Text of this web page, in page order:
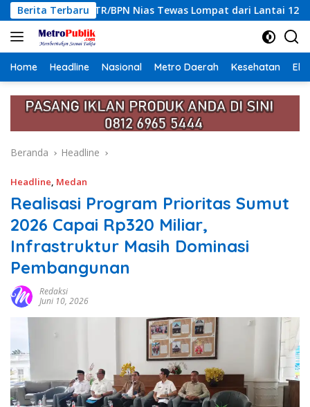
Langsung
ke
konten
Berita Terbaru
Tewas Lompat dari Lantai 12 Apartemen, Berawal dari
Home Headline Nasional Metro Daerah Kesehatan
Beranda Headline
Headline, Medan
Realisasi Program Prioritas Sumut
2026 Capai Rp320 Miliar,
Infrastruktur Masih Dominasi
Pembangunan
Redaksi
Juni 10, 2026